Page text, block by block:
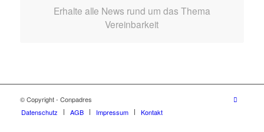
Erhalte alle News rund um das Thema
Vereinbarkeit
© Copyright - Conpadres
Datenschutz
AGB Impressum Kontakt